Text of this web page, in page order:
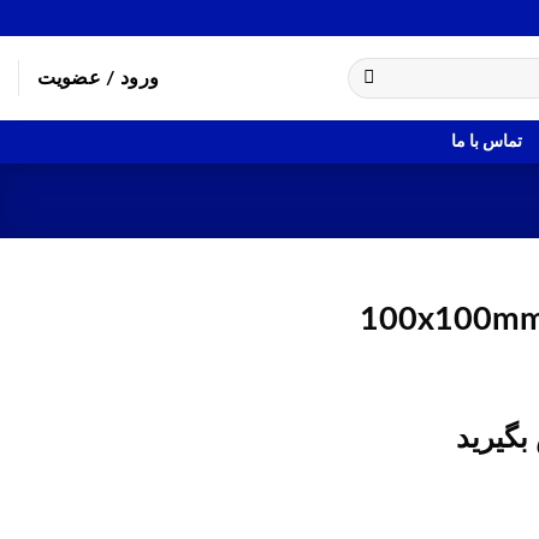
ورود / عضویت
تماس با ما